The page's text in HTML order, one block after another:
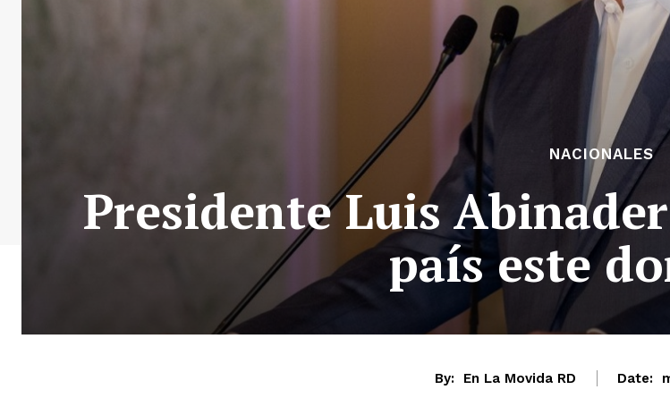
NACIONALES
Presidente Luis
país este
By: En La Movida RD Date: